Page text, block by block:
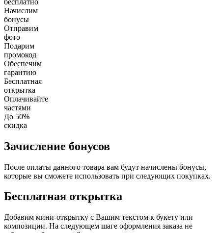
Начислим
бонусы
Отправим
фото
Подарим
промокод
Обеспечим
гарантию
Бесплатная
открытка
Оплачивайте
частями
До 50%
скидка
Зачисление бонусов
После оплаты данного товара вам будут начислены бонусы,
которые вы сможете использовать при следующих покупках.
Бесплатная открытка
Добавим мини-открытку с Вашим текстом к букету или
композиции. На следующем шаге оформления заказа не